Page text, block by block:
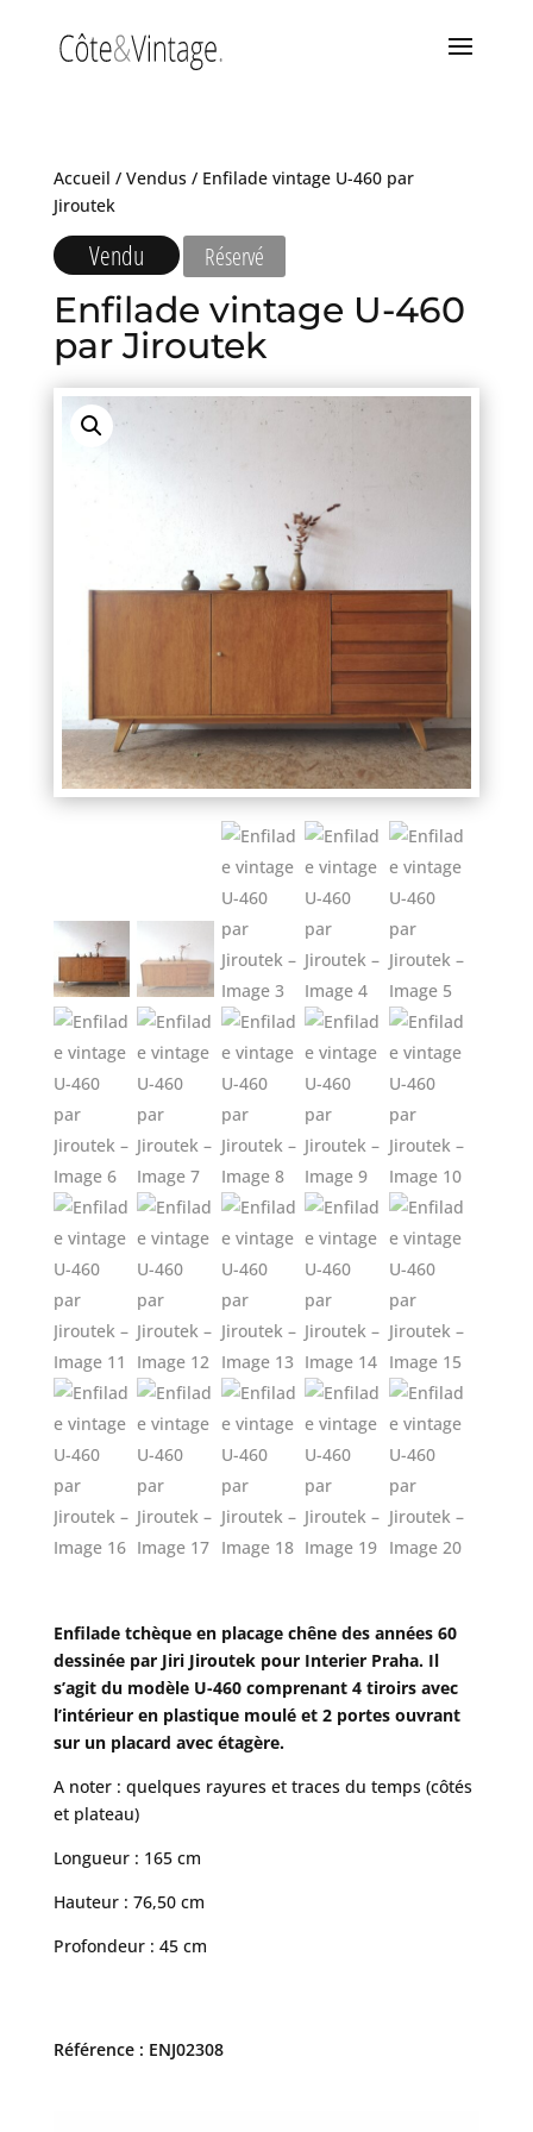
Accueil / Vendus/ Enfilade vintage U-460 par
Jiroutek
Vendu Réservé
Enfilade vintage U-460
par Jiroutek
Enfilade tchèque en placage chêne des années 60
dessinée par Jiri Jiroutek pour Interier Praha. Il
s’agit du modèle U-460 comprenant 4 tiroirs avec
l’intérieur en plastique moulé et 2 portes ouvrant
sur un placard avec étagère.
A noter : quelques rayures et traces du temps (côtés
et plateau)
Longueur : 165 cm
Hauteur : 76,50 cm
Profondeur : 45 cm
Référence : ENJ02308